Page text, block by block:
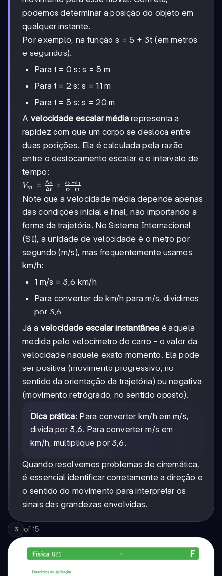
podemos determinar a posição do objeto em
qualquer instante.
Por exemplo, na função s = 5 + 3t (em metros
e segundos):
Para t = 0 s: s = 5 m
Para t = 2 s: s = 11 m
Para t = 5 s: s = 20 m
A velocidade escalar médiarepresenta a
rapidez com que um corpo se desloca entre
duas posições. Ela é calculada pela razão
entre o deslocamento escalar e o intervalo de
tempo:
V_m =
\frac{\Delta
s}{\Delta t}
= \frac{s_2
- s_1}{t_2 -
t_1}
Vm = Δt
Δs = t2 −t 1
s2 −s 1
Note que a velocidade média depende apenas
das condições inicial e final, não importando a
forma da trajetória. No Sistema Internacional
(SI), a unidade de velocidade é o metro por
segundo (m/s), mas frequentemente usamos
km/h:
1 m/s = 3,6 km/h
Para converter de km/h para m/s, dividimos
por 3,6
Já a velocidade escalar instantânea é aquela
medida pelo velocímetro do carro - o valor da
velocidade naquele exato momento. Ela pode
ser positiva (movimento progressivo, no
sentido da orientação da trajetória) ou negativa
(movimento retrógrado, no sentido oposto).
Dica prática: Para converter km/h em m/s,
divida por 3,6. Para converter m/s em
km/h, multiplique por 3,6.
Quando resolvemos problemas de cinemática,
é essencial identificar corretamente a direção e
o sentido do movimento para interpretar os
sinais das grandezas envolvidas.
3 of 15